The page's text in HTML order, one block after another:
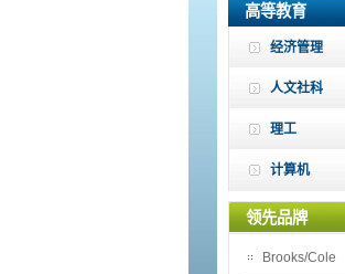
高等教育
经济管理
人文社科
理工
计算机
领先品牌
Brooks/Cole